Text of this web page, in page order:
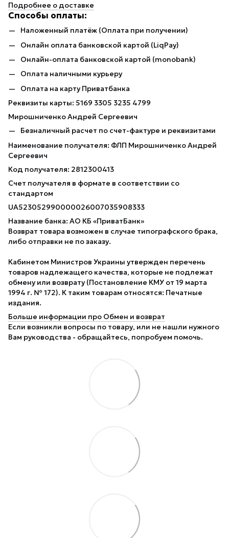
Подробнее о доставке
Способы оплаты:
Наложенный платёж (Оплата при получении)
Онлайн оплата банковской картой (LiqPay)
Онлайн-оплата банковской картой (monobank)
Оплата наличными курьеру
Оплата на карту Приватбанка
Реквизиты карты: 5169 3305 3235 4799
Мирошниченко Андрей Сергеевич
Безналичный расчет по счет-фактуре и реквизитами
Наименование получателя: ФЛП Мирошниченко Андрей
Сергеевич
Код получателя: 2812300413
Счет получателя в формате в соответствии со
стандартом
UA523052990000026007035908333
Название банка: АО КБ «ПриватБанк»
Возврат товара возможен в случае типографского брака,
либо отправки не по заказу.
Кабинетом Министров Украины утвержден перечень
товаров надлежащего качества, которые не подлежат
обмену или возврату (Постановление КМУ от 19 марта
1994 г. № 172). К таким товарам относятся: Печатные
издания.
Больше информации про Обмен и возврат
Если возникли вопросы по товару, или не нашли нужного
Вам руководства - обращайтесь, попробуем помочь.